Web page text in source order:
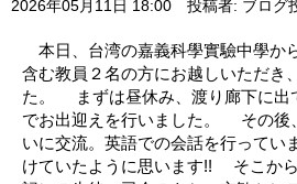
2026年05月11日 18:00 投稿者: ブログ
本日、台湾の嘉義科學實驗中學か
含む教員２名の方にお越しいただき
た。 まずは昼休み、渡り廊下に出
でお出迎えを行いました。 その後
いに交流。英語での会話を行ってい
けていたように思います!! そこか